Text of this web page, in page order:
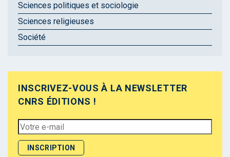
Sciences politiques et sociologie
Sciences religieuses
Société
INSCRIVEZ-VOUS À LA NEWSLETTER
CNRS ÉDITIONS !